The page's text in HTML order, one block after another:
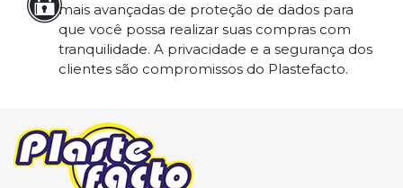
mais avançadas de proteção de dados para
que você possa realizar suas compras com
tranquilidade. A privacidade e a segurança dos
clientes são compromissos do Plastefacto.